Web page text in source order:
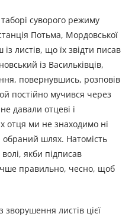
суворого режиму
Потьма, Мордовської
листів, що їх звідти писав
із Васильківців,
повернувшись, розповів
постійно мучився через
давали отцеві і
отця ми не знаходимо ні
обраний шлях. Натомість
якби підписав
правильно, чесно, щоб
листів цієї